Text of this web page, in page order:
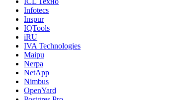
Infotecs
Inspur
IQTools
iRU
IVA Technologies
Maipu
Nerpa
NetApp
Nimbus
OpenYard